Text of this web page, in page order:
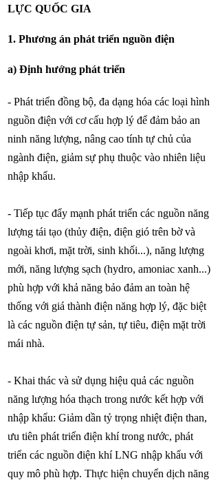
LỰC QUỐC GIA
1. Phương án phát triển nguồn điện
a) Định hướng phát triển
- Phát triển đồng bộ, đa dạng hóa các loại hình
nguồn điện với cơ cấu hợp lý để đảm bảo an
ninh năng lượng, nâng cao tính tự chủ của
ngành điện, giảm sự phụ thuộc vào nhiên liệu
nhập khẩu.
- Tiếp tục đẩy mạnh phát triển các nguồn năng
lượng tái tạo (thủy điện, điện gió trên bờ và
ngoài khơi, mặt trời, sinh khối...), năng lượng
mới, năng lượng sạch (hydro, amoniac xanh...)
phù hợp với khả năng bảo đảm an toàn hệ
thống với giá thành điện năng hợp lý, đặc biệt
là các nguồn điện tự sản, tự tiêu, điện mặt trời
mái nhà.
- Khai thác và sử dụng hiệu quả các nguồn
năng lượng hóa thạch trong nước kết hợp với
nhập khẩu: Giảm dần tỷ trọng nhiệt điện than,
ưu tiên phát triển điện khí trong nước, phát
triển các nguồn điện khí LNG nhập khẩu với
quy mô phù hợp. Thực hiện chuyển dịch năng